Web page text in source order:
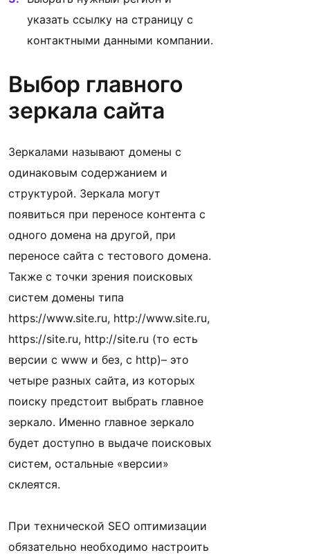
указать ссылку на страницу с
контактными данными компании.
Выбор главного
зеркала сайта
Зеркалами называют домены с
одинаковым содержанием и
структурой. Зеркала могут
появиться при переносе контента с
одного домена на другой, при
переносе сайта с тестового домена.
Также с точки зрения поисковых
систем домены типа
https://www.site.ru, http://www.site.ru,
https://site.ru, http://site.ru (то есть
версии c www и без, с http)– это
четыре разных сайта, из которых
поиску предстоит выбрать главное
зеркало. Именно главное зеркало
будет доступно в выдаче поисковых
систем, остальные «версии»
склеятся.
При технической SEO оптимизации
обязательно необходимо настроить